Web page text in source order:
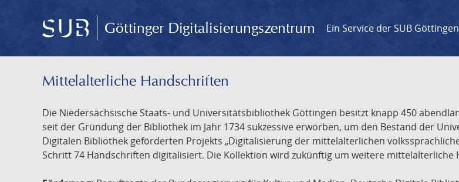
Göttinger Digitalisierungszentrum Ein Service der SUB Göttingen
Mittelalterliche Handschriften
Die Niedersächsische Staats- und Universitätsbibliothek Göttingen besitzt knapp 450
seit der Gründung der Bibliothek im Jahr 1734 sukzessive erworben, um den Bestand der
Digitalen Bibliothek geförderten Projekts „Digitalisierung der mittelalterlichen
Schritt 74 Handschriften digitalisiert. Die Kollektion wird zukünftig um weitere